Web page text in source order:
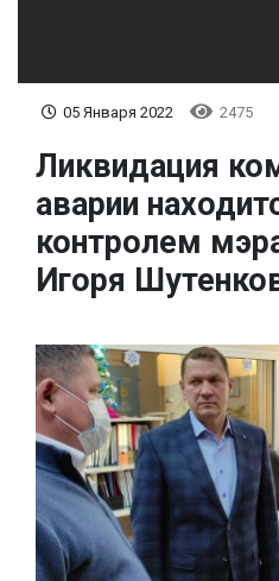
05 Января 2022 2475
Ликвидация
аварии
контролем
Игоря